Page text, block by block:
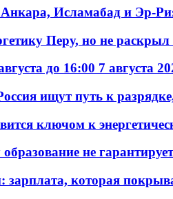
Исламабад и Эр-
Перу, но не
до 16:00 7 августа
ищут путь к
ключом к
не
которая